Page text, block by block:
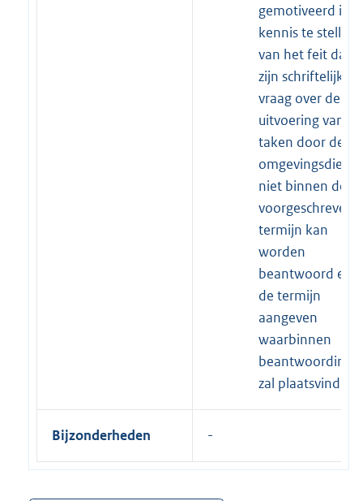
gemotiveerd in
kennis te stellen
van het feit dat
zijn schriftelijke
vraag over de
uitvoering van
taken door de
omgevingsdienst
niet binnen de
voorgeschreven
termijn kan
worden
beantwoord en
de termijn
aangeven
waarbinnen
beantwoording
zal plaatsvinden.
Bijzonderheden -